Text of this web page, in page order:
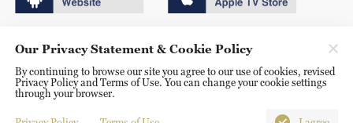
京ICP备20000184号
京公网安备 11010502050052号
Disinformation report hotline: 010-85061466
Our Privacy Statement & Cookie Policy
By continuing to browse our site you agree to our use of cookies, revised
Privacy Policy and Terms of Use. You can change your cookie settings
through your browser.